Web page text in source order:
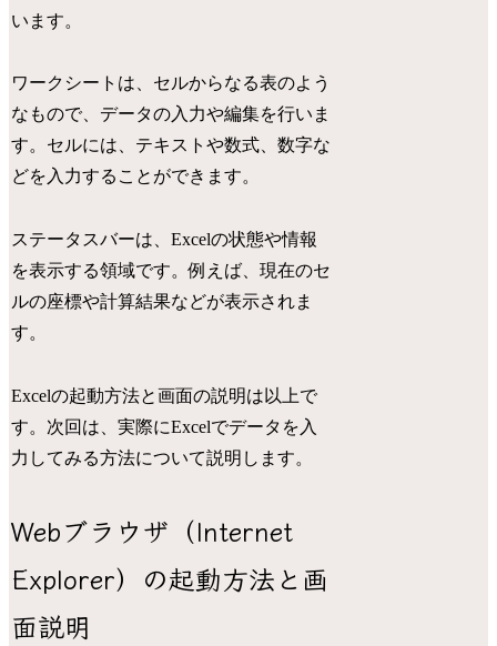
います。
ワークシートは、セルからなる表のよう
なもので、データの入力や編集を行いま
す。セルには、テキストや数式、数字な
どを入力することができます。
ステータスバーは、Excelの状態や情報
を表示する領域です。例えば、現在のセ
ルの座標や計算結果などが表示されま
す。
Excelの起動方法と画面の説明は以上で
す。次回は、実際にExcelでデータを入
力してみる方法について説明します。
Webブラウザ（Internet
Explorer）の起動方法と画
面説明